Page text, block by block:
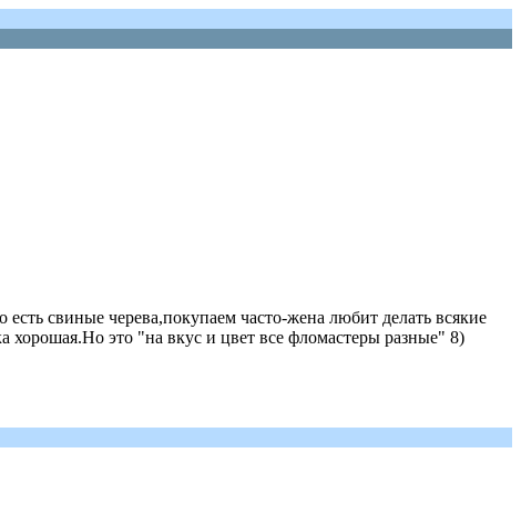
свиные черева,покупаем часто-жена любит делать всякие
хорошая.Но это "на вкус и цвет все фломастеры разные" 8)